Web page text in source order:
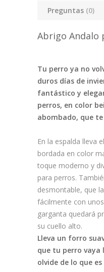
Preguntas (0)
Abrigo Andalo
Tu perro ya no
duros días de
fantástico y
perros, en color
abombado, que
En la espalda lleva
bordada en color
toque moderno y
para perros.
desmontable, que
fácilmente con
garganta quedará
su cuello alto.
Lleva un forro
que tu perro vaya
olvide de lo que